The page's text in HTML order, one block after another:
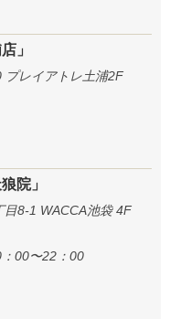
」
プレイアトレ土浦2F
院」
8-1 WACCA池袋 4F
00〜22：00